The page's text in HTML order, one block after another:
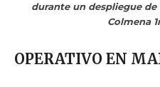
durante un despliegue
Colmena
OPERATIVO EN